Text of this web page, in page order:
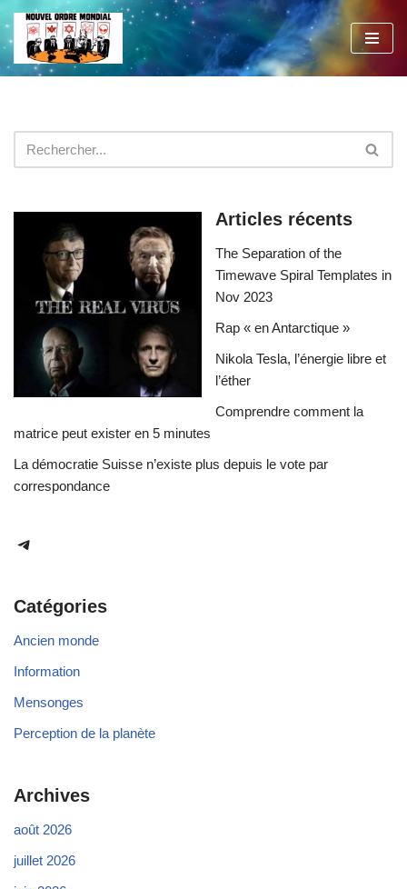
Aller
au
Articles récents
The Separation of the
Timewave Spiral Templates in
Nov 2023
Rap « en Antarctique »
Nikola Tesla, l’énergie libre et
l’éther
Comprendre comment la
matrice peut exister en 5 minutes
La démocratie Suisse n’existe plus depuis le vote par
correspondance
Catégories
Ancien monde
Information
Mensonges
Perception de la planète
Archives
août 2026
juillet 2026